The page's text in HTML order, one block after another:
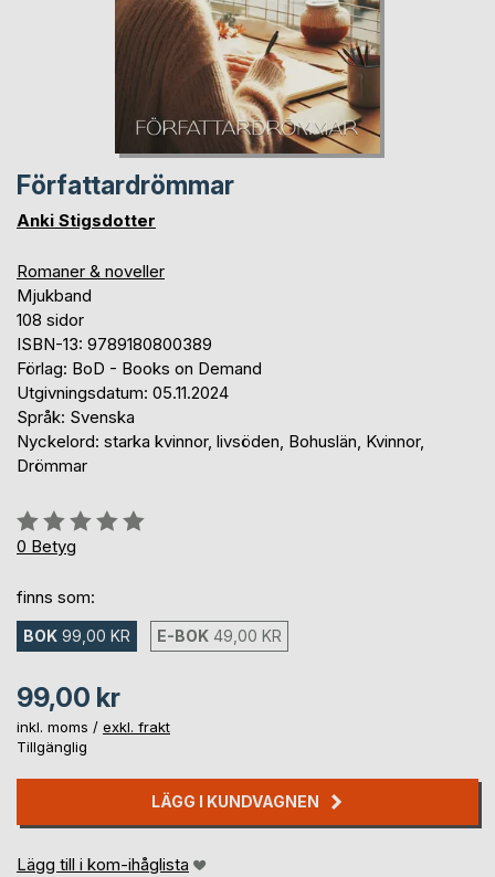
Författardrömmar
Anki Stigsdotter
Romaner & noveller
Mjukband
108 sidor
ISBN-13: 9789180800389
Förlag: BoD - Books on Demand
Utgivningsdatum: 05.11.2024
Språk: Svenska
Nyckelord: starka kvinnor, livsöden, Bohuslän, Kvinnor,
Drömmar
Betyg::
0%
0 Betyg
finns som:
BOK 99,00 KR E-BOK 49,00 KR
99,00 kr
inkl. moms / exkl. frakt
Tillgänglig
LÄGG I KUNDVAGNEN
Lägg till i kom-ihåglista